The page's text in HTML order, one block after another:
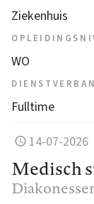
Ziekenhuis
WO
Fulltime
14-07-2026
Medisch